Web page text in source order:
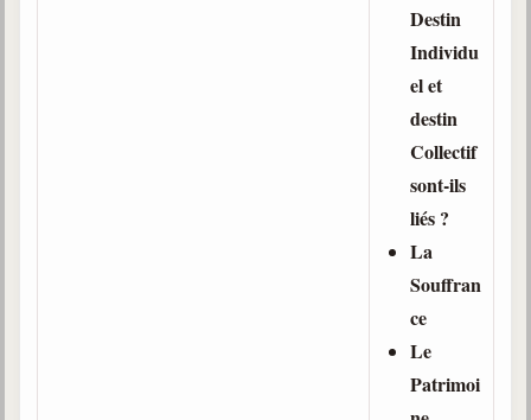
Destin
Individu
el et
destin
Collectif
sont-ils
liés ?
La
Souffran
ce
Le
Patrimoi